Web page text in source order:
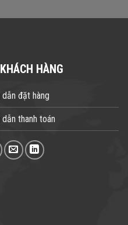
HÀNG
đặt hàng
thanh toán